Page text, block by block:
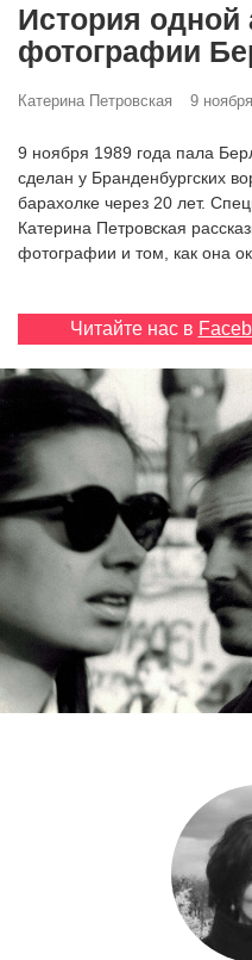
История одной
фотографии
Катерина Петровская 9
9 ноября 1989 года пала
сделан у Бранденбургских
барахолке через 20 лет.
Катерина Петровская
фотографии и том, как она
Читайте нас в